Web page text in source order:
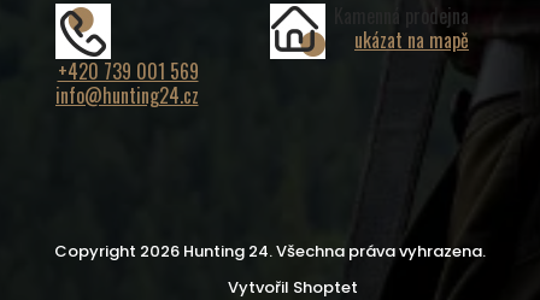
+420 739 001 569
info@hunting24.cz
Kamenná prodejna
ukázat na mapě
Vytvořil Shoptet
Copyright 2026 Hunting 24. Všechna práva vyhrazena.